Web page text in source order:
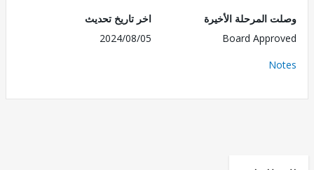
المرحلة الأخيرة
Board
اخر تاريخ تحديث
2024/08/05